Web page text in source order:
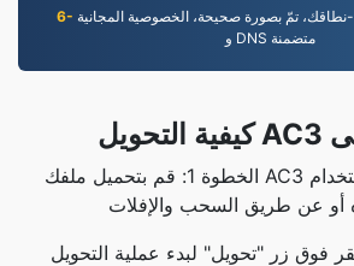
-نطاقك، تمّ بصورة صحيحة، الخصوصية المجانية
و DNS متضمنة
الخطوة 1: قم بتحميل ملفك AC3 أضف الملفات باستخدام